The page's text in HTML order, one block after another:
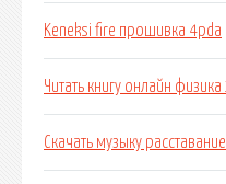
Keneksi fire прошивка 4pda
Читать книгу онлайн
Скачать музыку